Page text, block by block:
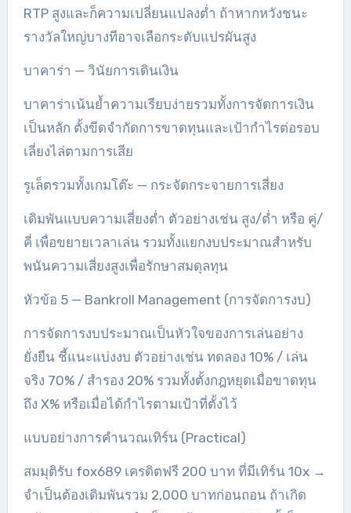
RTP สูงและก็ความเปลี่ยนแปลงต่ำ ถ้าหากหวังชนะ
รางวัลใหญ่บางทีอาจเลือกระดับแปรผันสูง
บาคาร่า — วินัยการเดินเงิน
บาคาร่าเน้นย้ำความเรียบง่ายรวมทั้งการจัดการเงิน
เป็นหลัก ตั้งขีดจำกัดการขาดทุนและเป้ากำไรต่อรอบ
เลี่ยงไล่ตามการเสีย
รูเล็ตรวมทั้งเกมโต๊ะ — กระจัดกระจายการเสี่ยง
เดิมพันแบบความเสี่ยงต่ำ ตัวอย่างเช่น สูง/ต่ำ หรือ คู่/
คี่ เพื่อขยายเวลาเล่น รวมทั้งแยกงบประมาณสำหรับ
พนันความเสี่ยงสูงเพื่อรักษาสมดุลทุน
หัวข้อ 5 — Bankroll Management (การจัดการงบ)
การจัดการงบประมาณเป็นหัวใจของการเล่นอย่าง
ยั่งยืน ชี้แนะแบ่งงบ ตัวอย่างเช่น ทดลอง 10% / เล่น
จริง 70% / สำรอง 20% รวมทั้งตั้งกฎหยุดเมื่อขาดทุน
ถึง X% หรือเมื่อได้กำไรตามเป้าที่ตั้งไว้
แบบอย่างการคำนวณเทิร์น (Practical)
สมมุติรับ fox689 เครดิตฟรี 200 บาท ที่มีเทิร์น 10x →
จำเป็นต้องเดิมพันรวม 2,000 บาทก่อนถอน ถ้าเกิด